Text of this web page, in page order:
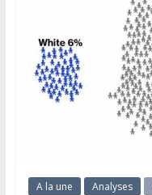
A la une Analyses